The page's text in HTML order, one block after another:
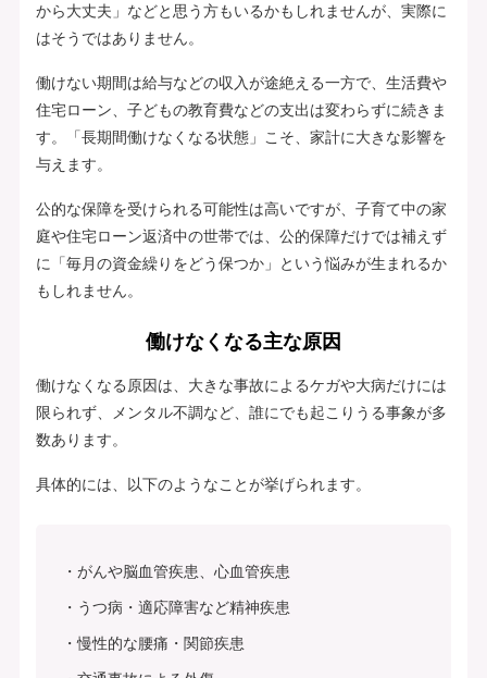
から大丈夫」などと思う方もいるかもしれませんが、実際に
はそうではありません。
働けない期間は給与などの収入が途絶える一方で、生活費や
住宅ローン、子どもの教育費などの支出は変わらずに続きま
す。「長期間働けなくなる状態」こそ、家計に大きな影響を
与えます。
公的な保障を受けられる可能性は高いですが、子育て中の家
庭や住宅ローン返済中の世帯では、公的保障だけでは補えず
に「毎月の資金繰りをどう保つか」という悩みが生まれるか
もしれません。
働けなくなる主な原因
働けなくなる原因は、大きな事故によるケガや大病だけには
限られず、メンタル不調など、誰にでも起こりうる事象が多
数あります。
具体的には、以下のようなことが挙げられます。
がんや脳血管疾患、心血管疾患
うつ病・適応障害など精神疾患
慢性的な腰痛・関節疾患